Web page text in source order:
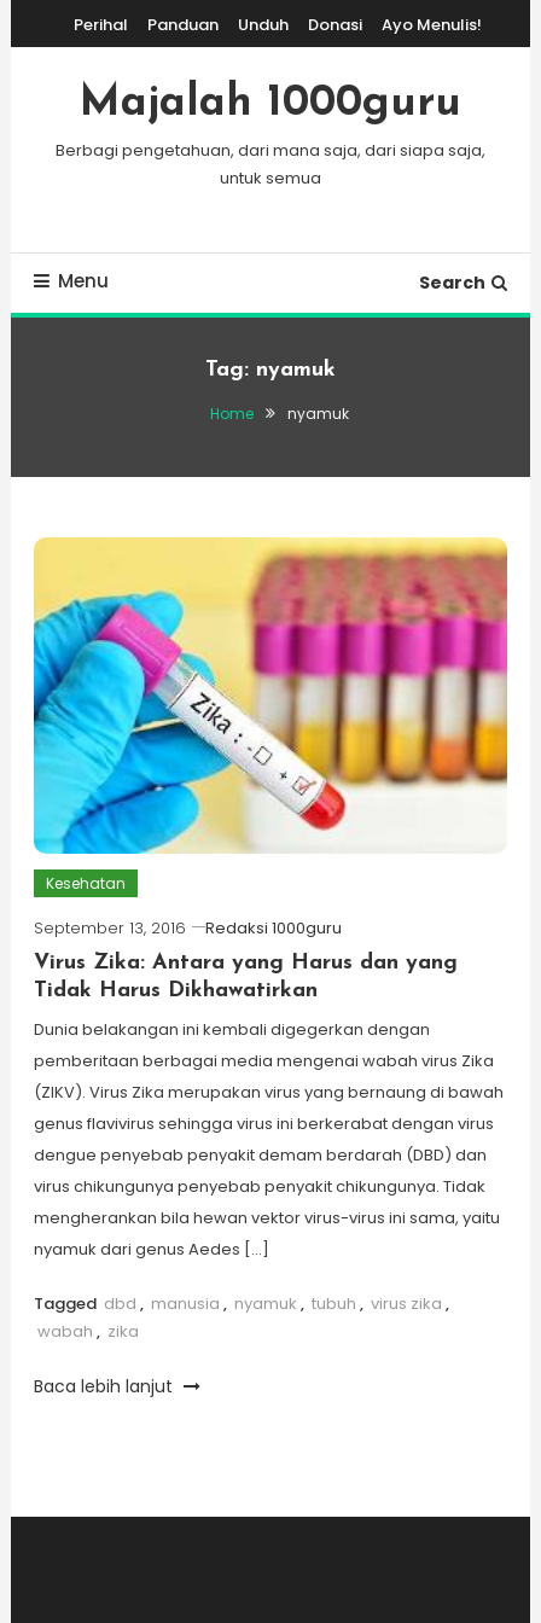
To
Content
Perihal Panduan Unduh Donasi Ayo Menulis!
Majalah 1000guru
Berbagi pengetahuan, dari mana saja, dari siapa saja,
untuk semua
Menu Search
Tag: nyamuk
Home nyamuk
Kesehatan
September 13, 2016
Redaksi 1000guru
Virus Zika: Antara yang Harus dan yang
Tidak Harus Dikhawatirkan
Dunia belakangan ini kembali digegerkan dengan
pemberitaan berbagai media mengenai wabah virus Zika
(ZIKV). Virus Zika merupakan virus yang bernaung di bawah
genus flavivirus sehingga virus ini berkerabat dengan virus
dengue penyebab penyakit demam berdarah (DBD) dan
virus chikungunya penyebab penyakit chikungunya. Tidak
mengherankan bila hewan vektor virus-virus ini sama, yaitu
nyamuk dari genus Aedes […]
Tagged dbd , manusia , nyamuk , tubuh , virus zika ,
wabah , zika
Baca lebih lanjut